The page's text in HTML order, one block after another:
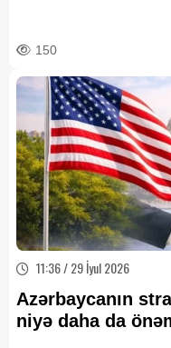
150
11:36 / 29 İyul 2026
Azərbaycanın
niyə daha da